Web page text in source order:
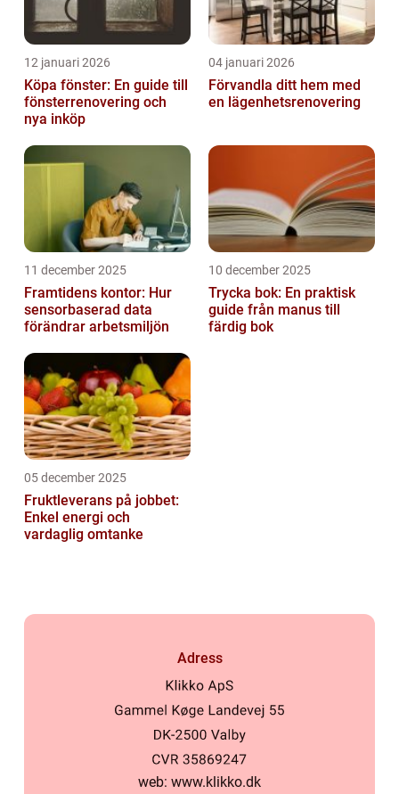
12 januari 2026
Köpa fönster: En guide till
fönsterrenovering och
nya inköp
04 januari 2026
Förvandla ditt hem med
en lägenhetsrenovering
11 december 2025
Framtidens kontor: Hur
sensorbaserad data
förändrar arbetsmiljön
10 december 2025
Trycka bok: En praktisk
guide från manus till
färdig bok
05 december 2025
Fruktleverans på jobbet:
Enkel energi och
vardaglig omtanke
Adress
web: www.klikko.dk